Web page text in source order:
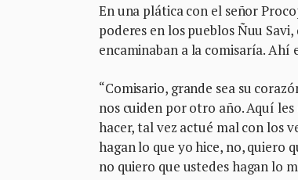
En una plática con el señor
poderes en los pueblos Ñuu
encaminaban a la comisaría. Ahí
“Comisario, grande sea su
nos cuiden por otro año. Aquí
hacer, tal vez actué mal con los
hagan lo que yo hice, no, quiero
no quiero que ustedes hagan lo